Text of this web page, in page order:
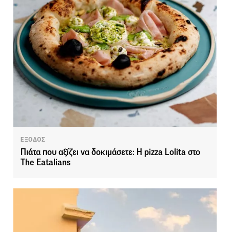
ΕΞΟΔΟΣ
Πιάτα που αξίζει να δοκιμάσετε: Η pizza Lolita στο
The Eatalians